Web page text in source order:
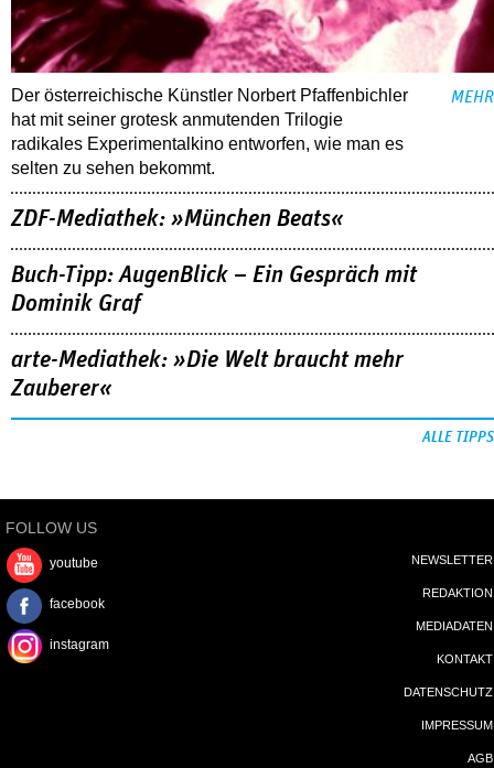
Der österreichische Künstler Norbert Pfaffenbichler
hat mit seiner grotesk anmutenden Trilogie
radikales Experimentalkino entworfen, wie man es
selten zu sehen bekommt.
MEHR
ZDF-Mediathek: »München Beats«
Buch-Tipp: AugenBlick – Ein Gespräch mit
Dominik Graf
arte-Mediathek: »Die Welt braucht mehr
Zauberer«
ALLE TIPPS
FOLLOW US
youtube
facebook
instagram
NEWSLETTER
REDAKTION
MEDIADATEN
KONTAKT
DATENSCHUTZ
IMPRESSUM
AGB